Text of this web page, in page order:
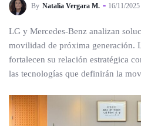
By Natalia Vergara M. 16/11/2025
LG y Mercedes-Benz analizan
movilidad de próxima generación.
fortalecen su relación estratégica
las tecnologías que definirán la